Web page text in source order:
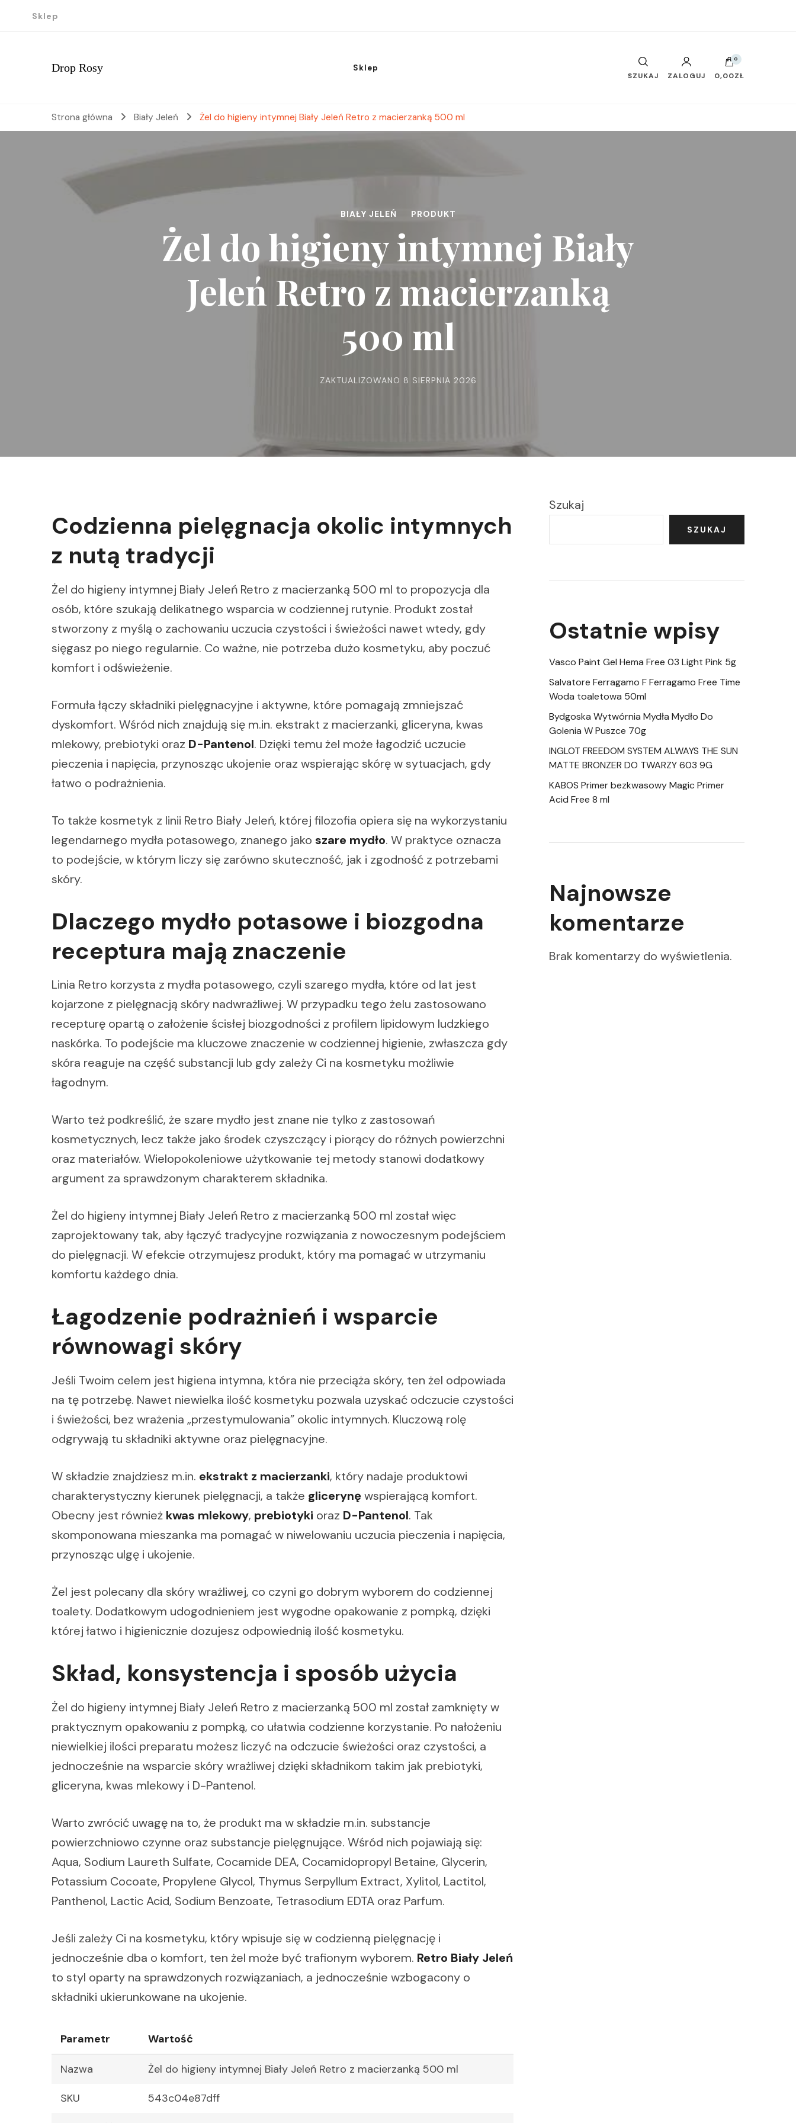
Sklep
Drop Rosy Sklep
SZUKAJ ZALOGUJ
0
0,00ZŁ
Strona główna Biały Jeleń Żel do higieny intymnej Biały Jeleń Retro z macierzanką 500 ml
BIAŁY JELEŃ PRODUKT
Żel do higieny intymnej Biały
Jeleń Retro z macierzanką
500 ml
ZAKTUALIZOWANO 8 SIERPNIA 2026
Codzienna pielęgnacja okolic intymnych
z nutą tradycji
Żel do higieny intymnej Biały Jeleń Retro z macierzanką 500 ml to propozycja dla
osób, które szukają delikatnego wsparcia w codziennej rutynie. Produkt został
stworzony z myślą o zachowaniu uczucia czystości i świeżości nawet wtedy, gdy
sięgasz po niego regularnie. Co ważne, nie potrzeba dużo kosmetyku, aby poczuć
komfort i odświeżenie.
Formuła łączy składniki pielęgnacyjne i aktywne, które pomagają zmniejszać
dyskomfort. Wśród nich znajdują się m.in. ekstrakt z macierzanki, gliceryna, kwas
mlekowy, prebiotyki oraz D-Pantenol. Dzięki temu żel może łagodzić uczucie
pieczenia i napięcia, przynosząc ukojenie oraz wspierając skórę w sytuacjach, gdy
łatwo o podrażnienia.
To także kosmetyk z linii Retro Biały Jeleń, której filozofia opiera się na wykorzystaniu
legendarnego mydła potasowego, znanego jako szare mydło. W praktyce oznacza
to podejście, w którym liczy się zarówno skuteczność, jak i zgodność z potrzebami
skóry.
Dlaczego mydło potasowe i biozgodna
receptura mają znaczenie
Linia Retro korzysta z mydła potasowego, czyli szarego mydła, które od lat jest
kojarzone z pielęgnacją skóry nadwrażliwej. W przypadku tego żelu zastosowano
recepturę opartą o założenie ścisłej biozgodności z profilem lipidowym ludzkiego
naskórka. To podejście ma kluczowe znaczenie w codziennej higienie, zwłaszcza gdy
skóra reaguje na część substancji lub gdy zależy Ci na kosmetyku możliwie
łagodnym.
Warto też podkreślić, że szare mydło jest znane nie tylko z zastosowań
kosmetycznych, lecz także jako środek czyszczący i piorący do różnych powierzchni
oraz materiałów. Wielopokoleniowe użytkowanie tej metody stanowi dodatkowy
argument za sprawdzonym charakterem składnika.
Żel do higieny intymnej Biały Jeleń Retro z macierzanką 500 ml został więc
zaprojektowany tak, aby łączyć tradycyjne rozwiązania z nowoczesnym podejściem
do pielęgnacji. W efekcie otrzymujesz produkt, który ma pomagać w utrzymaniu
komfortu każdego dnia.
Łagodzenie podrażnień i wsparcie
równowagi skóry
Jeśli Twoim celem jest higiena intymna, która nie przeciąża skóry, ten żel odpowiada
na tę potrzebę. Nawet niewielka ilość kosmetyku pozwala uzyskać odczucie czystości
i świeżości, bez wrażenia „przestymulowania” okolic intymnych. Kluczową rolę
odgrywają tu składniki aktywne oraz pielęgnacyjne.
W składzie znajdziesz m.in. ekstrakt z macierzanki, który nadaje produktowi
charakterystyczny kierunek pielęgnacji, a także glicerynęwspierającą komfort.
Obecny jest również kwas mlekowy, prebiotyki oraz D-Pantenol. Tak
skomponowana mieszanka ma pomagać w niwelowaniu uczucia pieczenia i napięcia,
przynosząc ulgę i ukojenie.
Żel jest polecany dla skóry wrażliwej, co czyni go dobrym wyborem do codziennej
toalety. Dodatkowym udogodnieniem jest wygodne opakowanie z pompką, dzięki
której łatwo i higienicznie dozujesz odpowiednią ilość kosmetyku.
Skład, konsystencja i sposób użycia
Żel do higieny intymnej Biały Jeleń Retro z macierzanką 500 ml został zamknięty w
praktycznym opakowaniu z pompką, co ułatwia codzienne korzystanie. Po nałożeniu
niewielkiej ilości preparatu możesz liczyć na odczucie świeżości oraz czystości, a
jednocześnie na wsparcie skóry wrażliwej dzięki składnikom takim jak prebiotyki,
gliceryna, kwas mlekowy i D-Pantenol.
Warto zwrócić uwagę na to, że produkt ma w składzie m.in. substancje
powierzchniowo czynne oraz substancje pielęgnujące. Wśród nich pojawiają się:
Aqua, Sodium Laureth Sulfate, Cocamide DEA, Cocamidopropyl Betaine, Glycerin,
Potassium Cocoate, Propylene Glycol, Thymus Serpyllum Extract, Xylitol, Lactitol,
Panthenol, Lactic Acid, Sodium Benzoate, Tetrasodium EDTA oraz Parfum.
Jeśli zależy Ci na kosmetyku, który wpisuje się w codzienną pielęgnację i
jednocześnie dba o komfort, ten żel może być trafionym wyborem. Retro Biały Jeleń
to styl oparty na sprawdzonych rozwiązaniach, a jednocześnie wzbogacony o
składniki ukierunkowane na ukojenie.
Parametr Wartość
Nazwa Żel do higieny intymnej Biały Jeleń Retro z macierzanką 500 ml
SKU 543c04e87dff
Szukaj
SZUKAJ
Ostatnie wpisy
Vasco Paint Gel Hema Free 03 Light Pink 5g
Salvatore Ferragamo F Ferragamo Free Time
Woda toaletowa 50ml
Bydgoska Wytwórnia Mydła Mydło Do
Golenia W Puszce 70g
INGLOT FREEDOM SYSTEM ALWAYS THE SUN
MATTE BRONZER DO TWARZY 603 9G
KABOS Primer bezkwasowy Magic Primer
Acid Free 8 ml
Najnowsze
komentarze
Brak komentarzy do wyświetlenia.